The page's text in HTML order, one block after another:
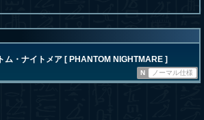
ム・ナイトメア [ PHANTOM NIGHTMARE ]
N ノーマル仕様